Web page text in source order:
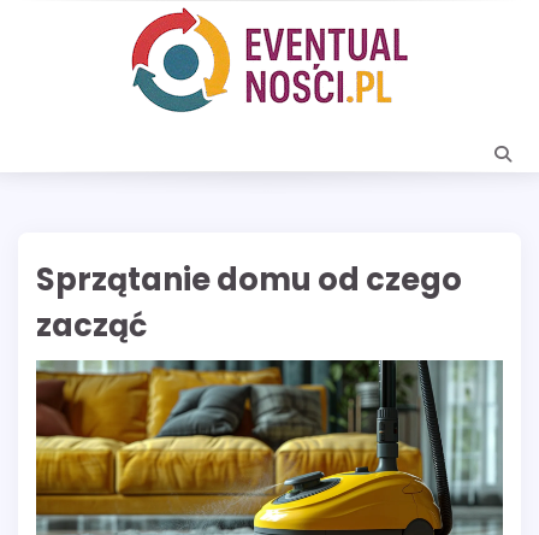
Sprzątanie domu od czego
zacząć